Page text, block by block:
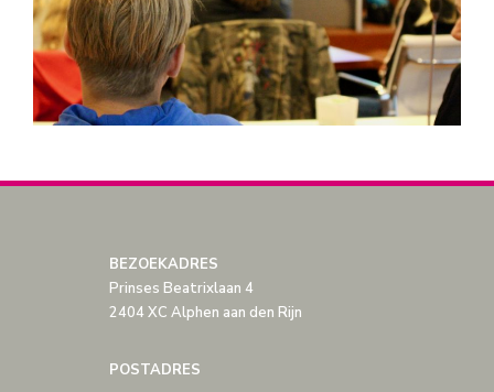
BEZOEKADRES
Prinses Beatrixlaan 4
2404 XC Alphen aan den Rijn
POSTADRES